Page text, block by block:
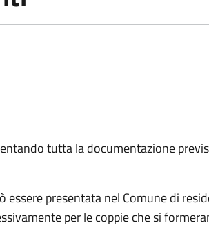
tutta la documentazione
essere presentata nel Comune di
per le coppie che si